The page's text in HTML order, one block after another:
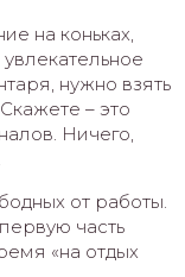
на коньках,
нужно взять
– это
Ничего,
от работы.
часть
«на отдых